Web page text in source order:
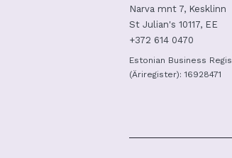
Narva mnt 7, Kesklinn
St Julian's 10117, EE
+372 614 0470
Estonian Business
(Äriregister): 16928471